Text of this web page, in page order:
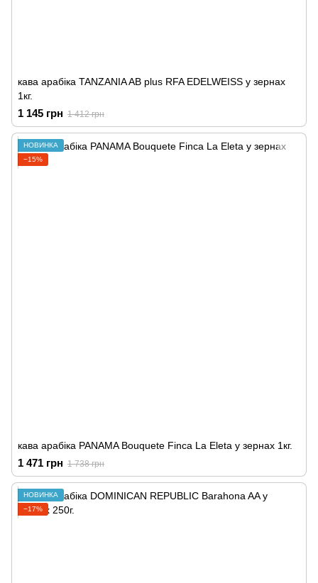
кава арабіка TANZANIA AB plus RFA EDELWEISS у зернах
1кг.
1 145 грн 1 412 грн
НОВИНКА
−15%
кава арабіка PANAMA Bouquete Finca La Eleta у зернах 1кг.
1 471 грн 1 738 грн
НОВИНКА
−17%